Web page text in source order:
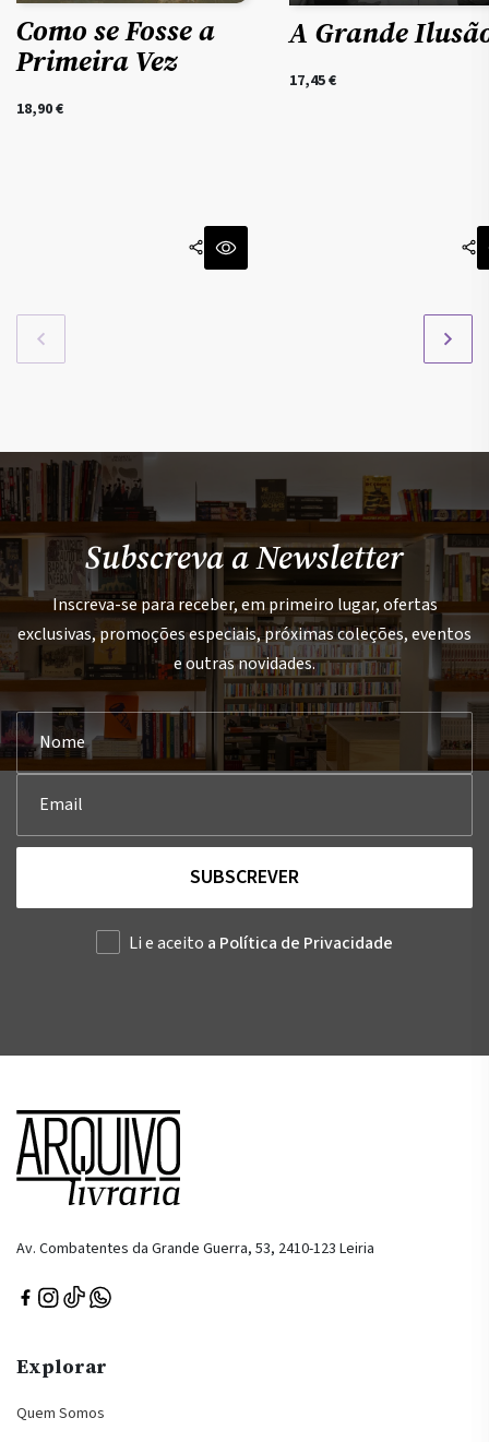
Como se Fosse a
Primeira Vez
18,90€
A Grande
17,45€
Subscreva a Newsletter
Inscreva-se para receber, em primeiro lugar, ofertas
exclusivas, promoções especiais, próximas coleções, eventos
e outras novidades.
SUBSCREVER
Li e aceito a Política de Privacidade
Av. Combatentes da Grande Guerra, 53, 2410-123 Leiria
Explorar
Quem Somos